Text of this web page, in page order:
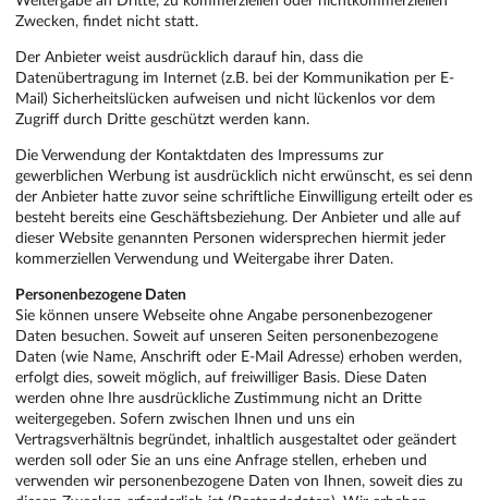
Zwecken, findet nicht statt.
Der Anbieter weist ausdrücklich darauf hin, dass die
Datenübertragung im Internet (z.B. bei der Kommunikation per E-
Mail) Sicherheitslücken aufweisen und nicht lückenlos vor dem
Zugriff durch Dritte geschützt werden kann.
Die Verwendung der Kontaktdaten des Impressums zur
gewerblichen Werbung ist ausdrücklich nicht erwünscht, es sei denn
der Anbieter hatte zuvor seine schriftliche Einwilligung erteilt oder es
besteht bereits eine Geschäftsbeziehung. Der Anbieter und alle auf
dieser Website genannten Personen widersprechen hiermit jeder
kommerziellen Verwendung und Weitergabe ihrer Daten.
Personenbezogene Daten
Sie können unsere Webseite ohne Angabe personenbezogener
Daten besuchen. Soweit auf unseren Seiten personenbezogene
Daten (wie Name, Anschrift oder E-Mail Adresse) erhoben werden,
erfolgt dies, soweit möglich, auf freiwilliger Basis. Diese Daten
werden ohne Ihre ausdrückliche Zustimmung nicht an Dritte
weitergegeben. Sofern zwischen Ihnen und uns ein
Vertragsverhältnis begründet, inhaltlich ausgestaltet oder geändert
werden soll oder Sie an uns eine Anfrage stellen, erheben und
verwenden wir personenbezogene Daten von Ihnen, soweit dies zu